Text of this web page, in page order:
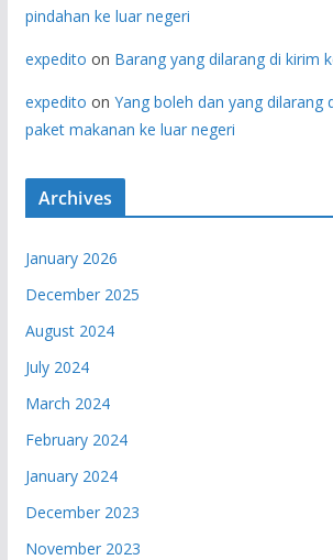
pindahan ke luar negeri
expedito on Barang yang dilarang di kirim
expedito on Yang boleh dan yang dilarang
paket makanan ke luar negeri
Archives
January 2026
December 2025
August 2024
July 2024
March 2024
February 2024
January 2024
December 2023
November 2023